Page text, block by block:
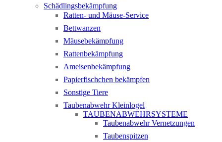
Schädlingsbekämpfung
Ratten- und Mäuse-Service
Bettwanzen
Mäusebekämpfung
Rattenbekämpfung
Ameisenbekämpfung
Papierfischchen bekämpfen
Sonstige Tiere
Taubenabwehr Kleinlogel
TAUBENABWEHRSYSTEME
Taubenabwehr Vernetzungen
Taubenspitzen